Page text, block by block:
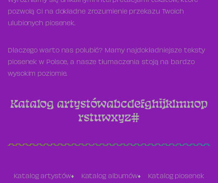
pozwolą Ci na dokładne zrozumienie przekazu Twoich
ulubionych piosenek.
Dlaczego warto nas polubić? Mamy najdokładniejsze teksty
piosenek w Polsce, a nasze tłumaczenia stoją na bardzo
wysokim poziomie.
Katalog artystówabcdefghijklmnop
rstuwxyz#
Katalog artystów Katalog albumów Katalog piosenek